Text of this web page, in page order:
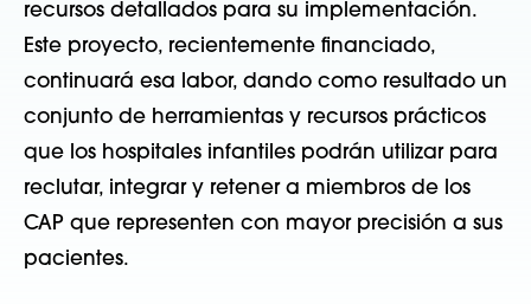
recursos detallados para su implementación.
Este proyecto, recientemente financiado,
continuará esa labor, dando como resultado un
conjunto de herramientas y recursos prácticos
que los hospitales infantiles podrán utilizar para
reclutar, integrar y retener a miembros de los
CAP que representen con mayor precisión a sus
pacientes.